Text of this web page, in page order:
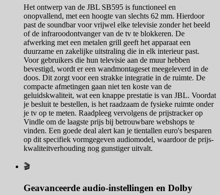
Het ontwerp van de JBL SB595 is functioneel en
onopvallend, met een hoogte van slechts 62 mm. Hierdoor
past de soundbar voor vrijwel elke televisie zonder het beeld
of de infraroodontvanger van de tv te blokkeren. De
afwerking met een metalen grill geeft het apparaat een
duurzame en zakelijke uitstraling die in elk interieur past.
Voor gebruikers die hun televisie aan de muur hebben
bevestigd, wordt er een wandmontageset meegeleverd in de
doos. Dit zorgt voor een strakke integratie in de ruimte. De
compacte afmetingen gaan niet ten koste van de
geluidskwaliteit, wat een knappe prestatie is van JBL. Voordat
je besluit te bestellen, is het raadzaam de fysieke ruimte onder
je tv op te meten. Raadpleeg vervolgens de prijstracker op
Vindle om de laagste prijs bij betrouwbare webshops te
vinden. Een goede deal alert kan je tientallen euro's besparen
op dit specifiek vormgegeven audiomodel, waardoor de prijs-
kwaliteitverhouding nog gunstiger uitvalt.
🎬
Geavanceerde audio-instellingen en Dolby